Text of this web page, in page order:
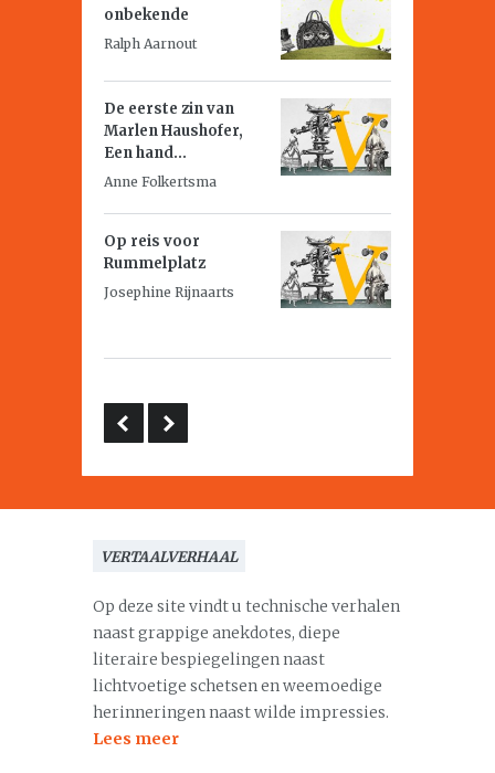
onbekende
Ralph Aarnout
De eerste zin van
Marlen Haushofer,
Een hand...
Anne Folkertsma
Op reis voor
Rummelplatz
Josephine Rijnaarts
VERTAALVERHAAL
Op deze site vindt u technische verhalen
naast grappige anekdotes, diepe
literaire bespiegelingen naast
lichtvoetige schetsen en weemoedige
herinneringen naast wilde impressies.
Lees meer